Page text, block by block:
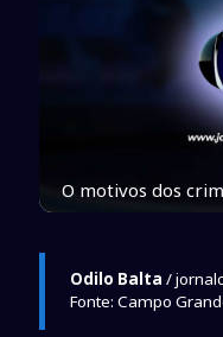
O motivos dos
Odilo Balta /
Fonte: Campo